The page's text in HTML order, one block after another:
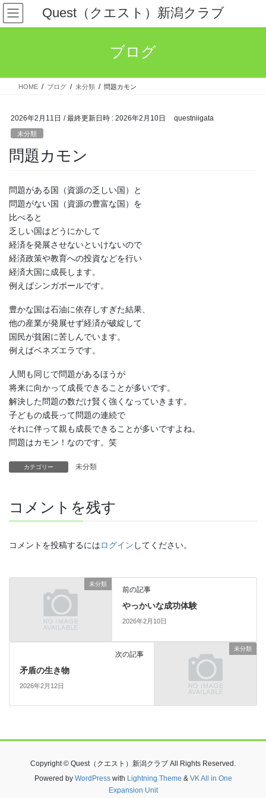
コ
ン
テ
ス
ナ
ビ
ゲ
ン
Quest（クエスト）新潟クラブ
ブログ
HOME ブログ 未分類 問題カモン
2026年2月11日 / 最終更新日時 : 2026年2月10日 questniigata
未分類
問題カモン
問題がある国（資源の乏しい国）と
問題がない国（資源の豊富な国）を
比べると
乏しい国はどうにかして
経済を発展させないといけないので
経済政策や教育への投資などを行い
経済大国に成長します。
例えばシンガポールです。
豊かな国は石油に依存しすぎた結果、
他の産業が発展せず経済が破綻して
国民が貧困に苦しんでいます。
例えばベネズエラです。
人間も同じで問題があるほうが
将来に向かって成長できることが多いです。
解決した問題の数だけ賢く強くなっていきます。
子どもの成長って問題の連続で
それに伴って親も成長できることが多いですよね。
問題はカモン！なのです。笑
カテゴリー 未分類
コメントを残す
コメントを投稿するにはログイン してください。
未分類
前の記事
やっかいな成功体験
2026年2月10日
未分類
次の記事
矛盾の生き物
2026年2月12日
Copyright © Quest（クエスト）新潟クラブ All Rights Reserved.
Powered by WordPresswith Lightning Theme & VK All in One
Expansion Unit